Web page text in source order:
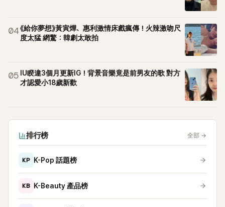
04《給你夢想》黃寅燁、惠利激情床戲瘋傳！火辣激吻尺
度太猛 網驚：韓劇太敢拍
05 IU睽違3個月更新IG！背景音樂竟是前男友的歌 對方
才認愛小18歲新歡
排行榜 全部 →
KP K-Pop 話題榜
KB K-Beauty 產品榜